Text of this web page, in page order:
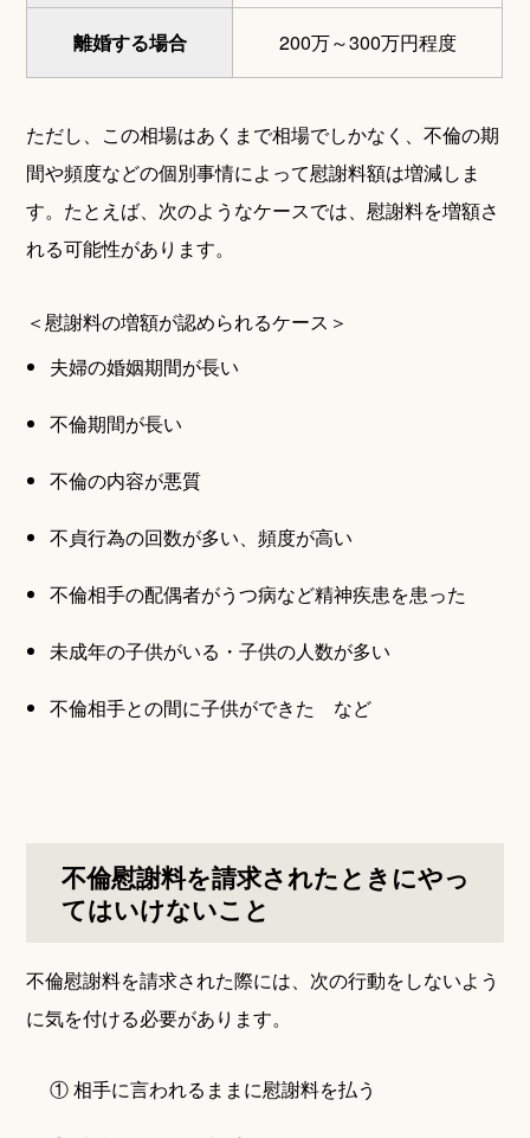
離婚する場合 200万～300万円程度
ただし、この相場はあくまで相場でしかなく、不倫の期
間や頻度などの個別事情によって慰謝料額は増減しま
す。たとえば、次のようなケースでは、慰謝料を増額さ
れる可能性があります。
＜慰謝料の増額が認められるケース＞
夫婦の婚姻期間が長い
不倫期間が長い
不倫の内容が悪質
不貞行為の回数が多い、頻度が高い
不倫相手の配偶者がうつ病など精神疾患を患った
未成年の子供がいる・子供の人数が多い
不倫相手との間に子供ができた など
不倫慰謝料を請求されたときにやっ
てはいけないこと
不倫慰謝料を請求された際には、次の行動をしないよう
に気を付ける必要があります。
① 相手に言われるままに慰謝料を払う